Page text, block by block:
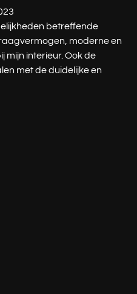
betreffende
moderne en
mijn interieur. Ook de
met de duidelijke en